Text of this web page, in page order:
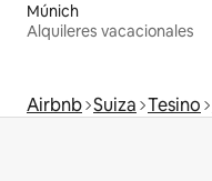
Múnich
Alquileres vacacionales
Airbnb Suiza Tesino